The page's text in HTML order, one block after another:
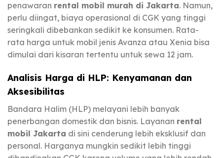
penawaran rental mobil murah di Jakarta. Namun,
perlu diingat, biaya operasional di CGK yang tinggi
seringkali dibebankan sedikit ke konsumen. Rata-
rata harga untuk mobil jenis Avanza atau Xenia bisa
dimulai dari kisaran tertentu untuk sewa 12 jam.
Analisis Harga di HLP: Kenyamanan dan
Aksesibilitas
Bandara Halim (HLP) melayani lebih banyak
penerbangan domestik dan bisnis. Layanan rental
mobil Jakarta di sini cenderung lebih eksklusif dan
personal. Harganya mungkin sedikit lebih tinggi